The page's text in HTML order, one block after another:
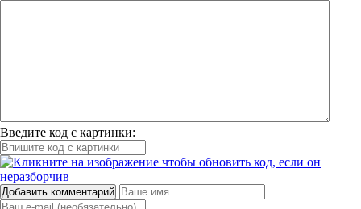
Введите код с картинки:
Добавить комментарий